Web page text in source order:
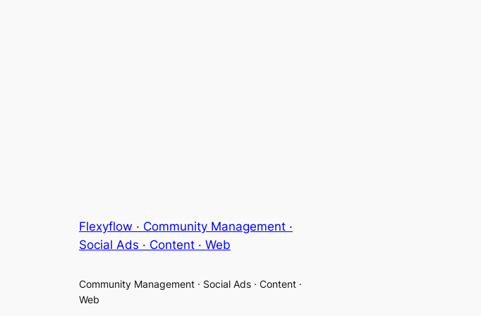
Flexyflow · Community Management ·
Social Ads · Content · Web
Community Management · Social Ads · Content ·
Web